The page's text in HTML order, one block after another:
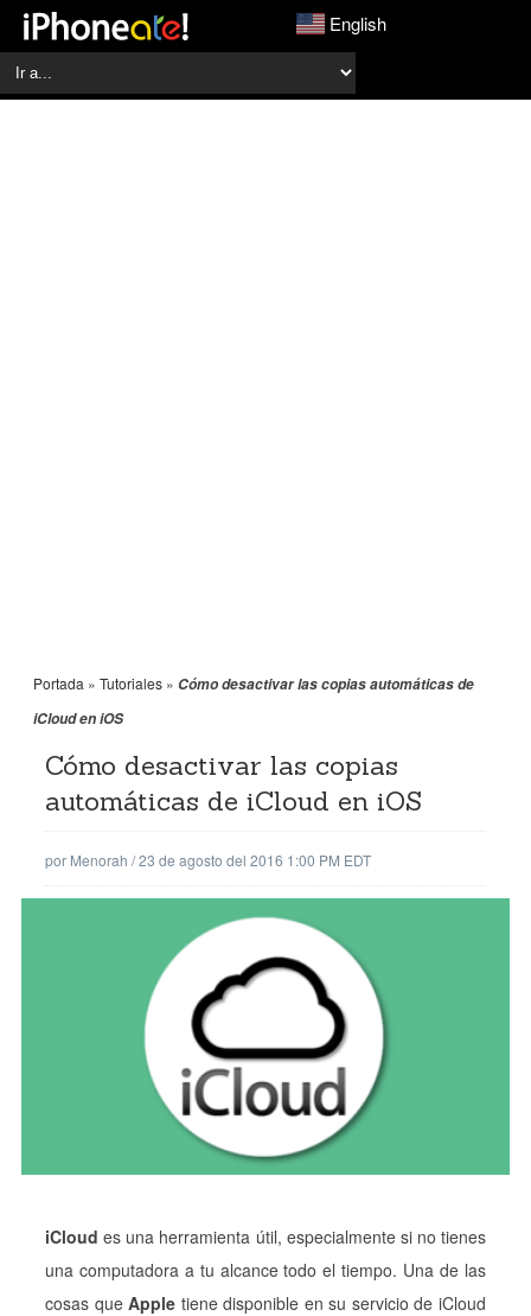
English
Portada » Tutoriales » Cómo desactivar las copias automáticas de
iCloud en iOS
Cómo desactivar las copias
automáticas de iCloud en iOS
por Menorah /23 de agosto del 2016 1:00 PM EDT
iCloud es una herramienta útil, especialmente si no tienes
una computadora a tu alcance todo el tiempo. Una de las
cosas queApple tiene disponible en su servicio de iCloud